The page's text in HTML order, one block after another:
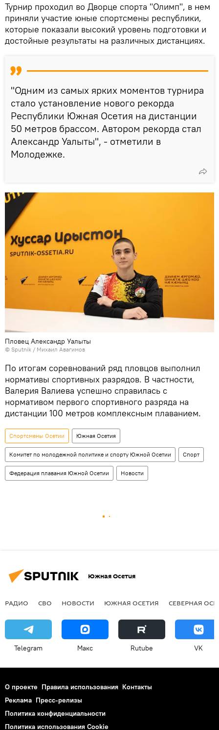
Турнир проходил во Дворце спорта "Олимп", в нем
приняли участие юные спортсмены республики,
которые показали высокий уровень подготовки и
достойные результаты на различных дистанциях.
"Одним из самых ярких моментов турнира
стало установление нового рекорда
Республики Южная Осетия на дистанции
50 метров брассом. Автором рекорда стал
Александр Уалыты", - отметили в
Молодежке.
Пловец Александр Уалыты
© Sputnik / Михаил Авагимов
По итогам соревнований ряд пловцов выполнил
нормативы спортивных разрядов. В частности,
Валерия Валиева успешно справилась с
нормативом первого спортивного разряда на
дистанции 100 метров комплексным плаванием.
Спортсмены Осетии Южная Осетия
Комитет по молодежной политике и спорту Южной Осетии Спорт
Федерация плавания Южной Осетии Новости
Южная Осетия
РАДИО СВО НОВОСТИ ЮЖНАЯ ОСЕТИЯ СЕВЕРНАЯ
Telegram Макс Rutube VK
О проекте Правила использования Контакты
Реклама Пресс-релизы
Политика конфиденциальности
Политика использования Cookie